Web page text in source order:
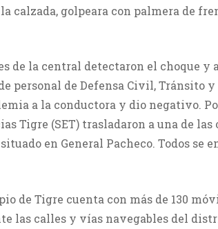
calzada, golpeara con palmera de
de la central detectaron el choque
personal de Defensa Civil, Tránsito
a la conductora y dio negativo.
Tigre (SET) trasladaron a una de
en General Pacheco. Todos se
de Tigre cuenta con más de 130
las calles y vías navegables del